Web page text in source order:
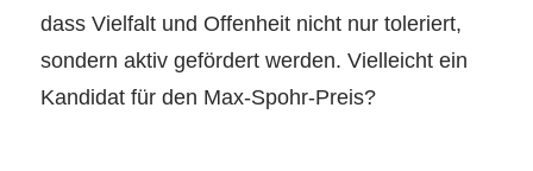
dass Vielfalt und Offenheit nicht nur toleriert,
sondern aktiv gefördert werden. Vielleicht ein
Kandidat für den Max-Spohr-Preis?